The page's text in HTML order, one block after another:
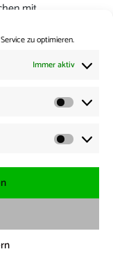
zu optimieren.
Immer aktiv
mit
Der MDR berichtet.